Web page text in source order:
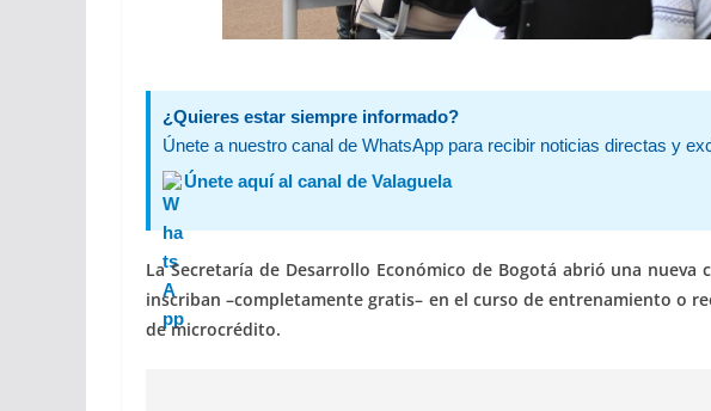
¿Quieres estar siempre informado?
Únete a nuestro canal de WhatsApp para recibir noticias directas y
Únete aquí al canal de Valaguela
La Secretaría de Desarrollo Económico de Bogotá abrió una nueva
inscriban –completamente gratis– en el curso de entrenamiento o
de microcrédito.